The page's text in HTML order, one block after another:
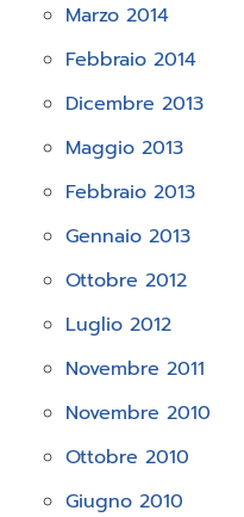
Marzo 2014
Febbraio 2014
Dicembre 2013
Maggio 2013
Febbraio 2013
Gennaio 2013
Ottobre 2012
Luglio 2012
Novembre 2011
Novembre 2010
Ottobre 2010
Giugno 2010